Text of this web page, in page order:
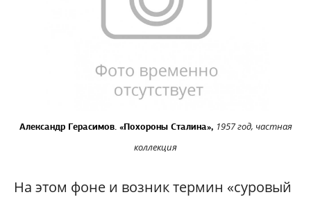
Александр Герасимов. «Похороны Сталина», 1957 год, частная
коллекция
На этом фоне и возник термин «суровый